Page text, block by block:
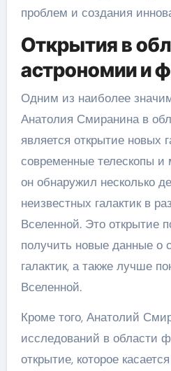
проблем и создания
Открытия в
астрономии и
Одним из наиболее
Анатолия Смиранина в
является открытие новых
современные телескопы
он обнаружил несколько
неизвестных галактик в
Вселенной. Это открытие
получить новые данные о
галактик, а также лучше
Вселенной.
Кроме того, Анатолий
исследований в области
открытие, которое